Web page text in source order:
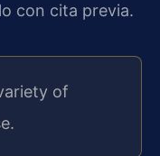
con cita previa.
of